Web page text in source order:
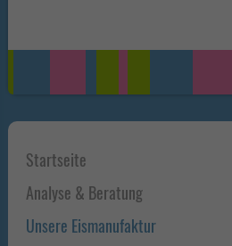
Haupt-
Sidebar
Startseite
Analyse & Beratung
Unsere Eismanufaktur